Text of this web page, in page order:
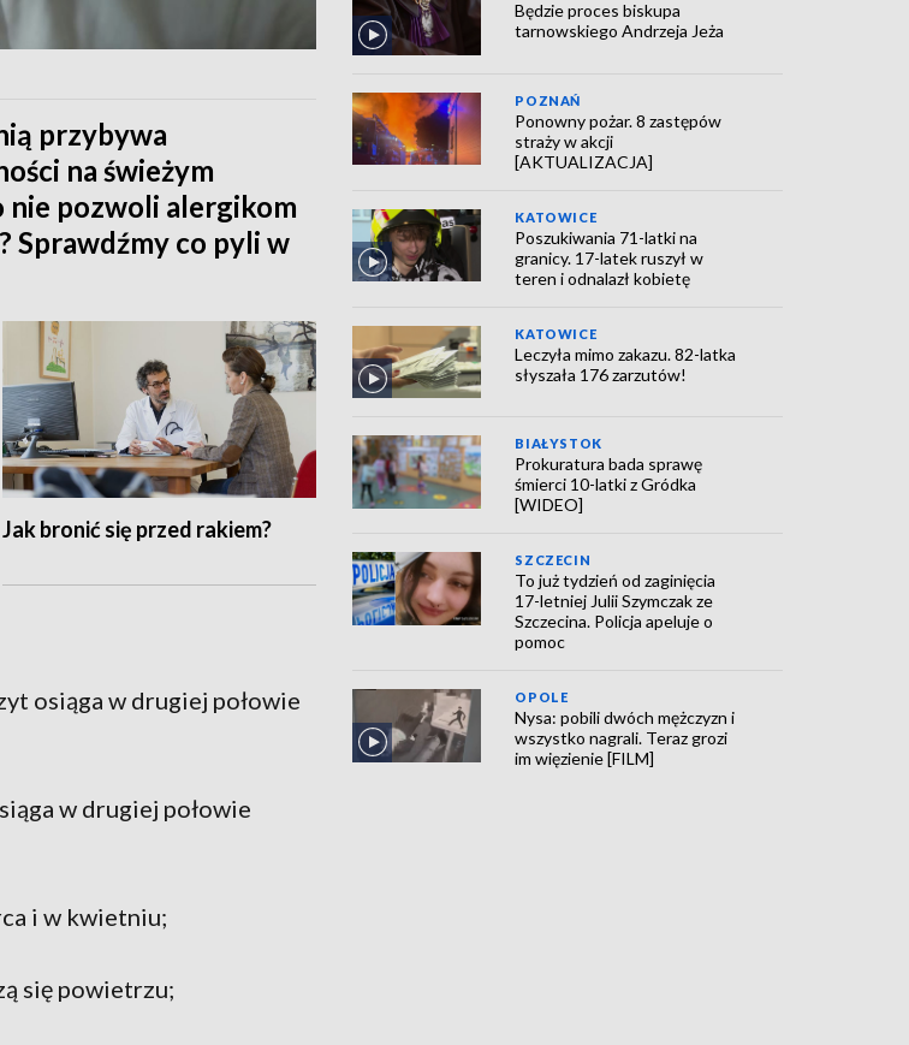
przybywa
na świeżym
nie pozwoli alergikom
Sprawdźmy co pyli w
Jak bronić się przed rakiem?
osiąga w drugiej połowie
w drugiej połowie
i w kwietniu;
się powietrzu;
Będzie proces biskupa
tarnowskiego Andrzeja Jeża
POZNAŃ
Ponowny pożar. 8 zastępów
straży w akcji
[AKTUALIZACJA]
KATOWICE
Poszukiwania 71-latki na
granicy. 17-latek ruszył w
teren i odnalazł kobietę
KATOWICE
Leczyła mimo zakazu. 82-latka
słyszała 176 zarzutów!
BIAŁYSTOK
Prokuratura bada sprawę
śmierci 10-latki z Gródka
[WIDEO]
SZCZECIN
To już tydzień od zaginięcia
17-letniej Julii Szymczak ze
Szczecina. Policja apeluje o
pomoc
OPOLE
Nysa: pobili dwóch mężczyzn i
wszystko nagrali. Teraz grozi
im więzienie [FILM]